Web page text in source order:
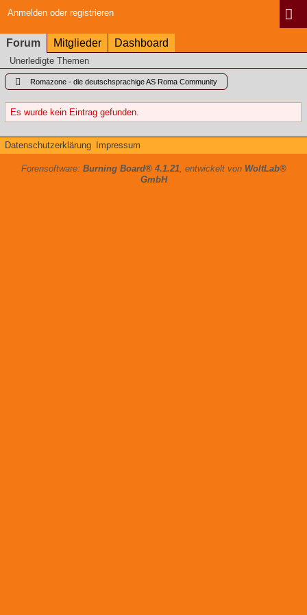
Anmelden oder registrieren
Forum Mitglieder Dashboard
Unerledigte Themen
Romazone - die deutschsprachige AS Roma Community
Es wurde kein Eintrag gefunden.
Datenschutzerklärung Impressum
Forensoftware: Burning Board® 4.1.21, entwickelt von WoltLab®
GmbH